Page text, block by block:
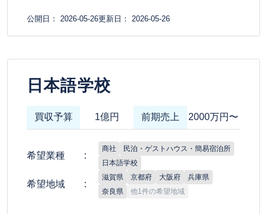
公開日： 2026-05-26更新日： 2026-05-26
日本語学校
買収予算 1億円 前期売上 2000万円〜
希望業種
商社
民泊・ゲストハウス・簡易宿泊所
日本語学校
希望地域
滋賀県 京都府 大阪府
兵庫県
奈良県
他1件の希望地域